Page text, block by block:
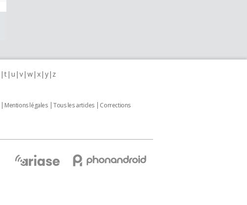
t u v w x y z
Mentions légales Tous les articles
Corrections